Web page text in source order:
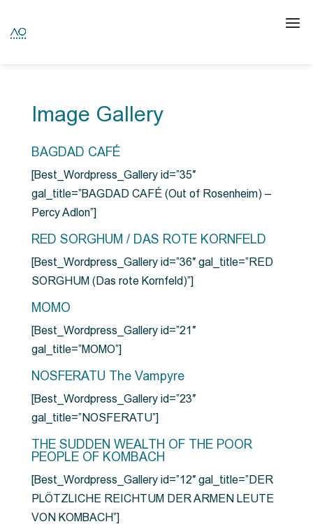
Image Gallery
BAGDAD CAFÉ
[Best_Wordpress_Gallery id=”35″
gal_title=”BAGDAD CAFÉ (Out of Rosenheim) –
Percy Adlon”]
RED SORGHUM / DAS ROTE KORNFELD
[Best_Wordpress_Gallery id=”36″ gal_title=”RED
SORGHUM (Das rote Kornfeld)”]
MOMO
[Best_Wordpress_Gallery id=”21″
gal_title=”MOMO”]
NOSFERATU The Vampyre
[Best_Wordpress_Gallery id=”23″
gal_title=”NOSFERATU”]
THE SUDDEN WEALTH OF THE POOR
PEOPLE OF KOMBACH
[Best_Wordpress_Gallery id=”12″ gal_title=”DER
PLÖTZLICHE REICHTUM DER ARMEN LEUTE
VON KOMBACH”]